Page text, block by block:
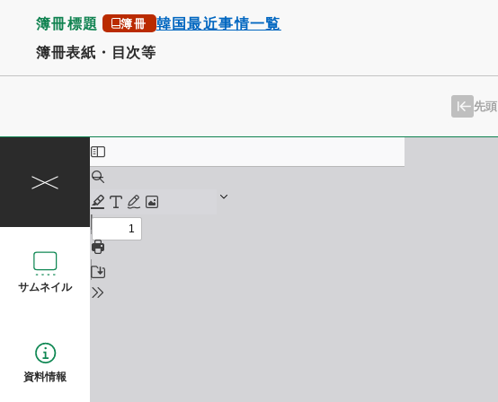
簿冊標題 簿冊 韓国最近事情一覧
簿冊表紙・目次等
先頭
サムネイル
資料情報